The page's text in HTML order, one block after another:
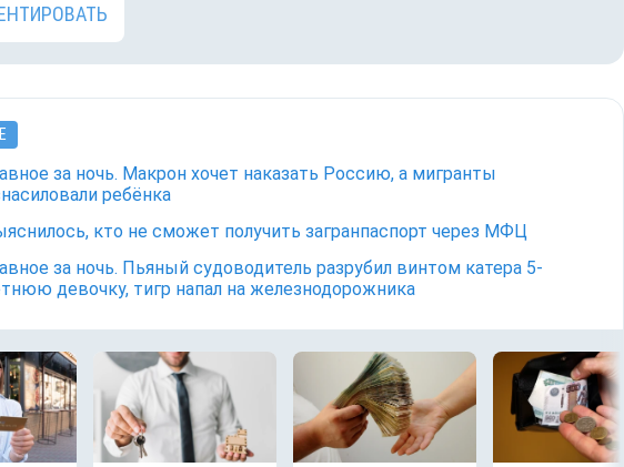
за ночь. Макрон хочет наказать Россию, а мигранты
ребёнка
кто не сможет получить загранпаспорт через МФЦ
за ночь. Пьяный судоводитель разрубил винтом катера 5-
девочку, тигр напал на железнодорожника